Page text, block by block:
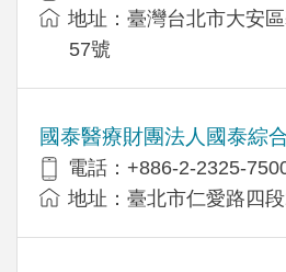
地址：臺灣台北市大安
57號
國泰醫療財團法人國泰綜
電話：+886-2-2325-
地址：臺北市仁愛路四